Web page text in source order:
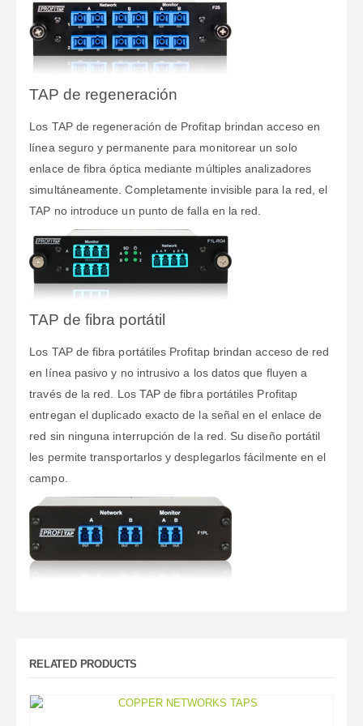
TAP de regeneración
Los TAP de regeneración de Profitap brindan acceso en
línea seguro y permanente para monitorear un solo
enlace de fibra óptica mediante múltiples analizadores
simultáneamente. Completamente invisible para la red, el
TAP no introduce un punto de falla en la red.
TAP de fibra portátil
Los TAP de fibra portátiles Profitap brindan acceso de red
en línea pasivo y no intrusivo a los datos que fluyen a
través de la red. Los TAP de fibra portátiles Profitap
entregan el duplicado exacto de la señal en el enlace de
red sin ninguna interrupción de la red. Su diseño portátil
les permite transportarlos y desplegarlos fácilmente en el
campo.
RELATED PRODUCTS